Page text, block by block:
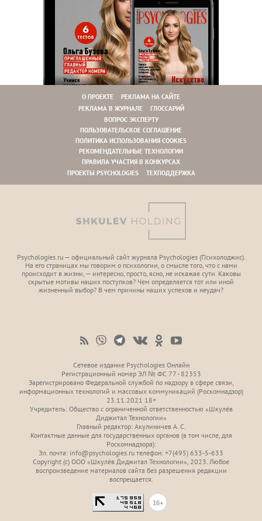
О ПРОЕКТЕ
РЕКЛАМА НА САЙТЕ
РЕКЛАМА В ЖУРНАЛЕ
ГЛОССАРИЙ
ВОПРОС ЭКСПЕРТУ
ПОЛЬЗОВАТЕЛЬСКОЕ СОГЛАШЕНИЕ
ПОЛИТИКА ИСПОЛЬЗОВАНИЯ COOKIES
РЕКОМЕНДАТЕЛЬНЫЕ ТЕХНОЛОГИИ
ПРАВИЛА УЧАСТИЯ В КОНКУРСАХ
ПРОЕКТЫ PSYCHOLOGIES
ТЕХПОДДЕРЖКА
Psychologies.ru — официальный сайт журнала Psychologies (Психoлоджиc).
На его страницах мы говорим о психологии, о смысле того, что с нами
происходит в жизни, — интересно, просто, ясно, не искажая сути. Каковы
скрытые мотивы наших поступков? Чем определяется тот или иной
жизненный выбор? В чем причины наших успехов и неудач?
Сетевое издание Psychologies Онлайн
Регистрационный номер ЭЛ № ФС 77 - 82353
Зарегистрировано Федеральной службой по надзору в сфере связи,
информационных технологий и массовых коммуникаций (Роскомнадзор)
23.11.2021 18+
Учредитель: Общество с ограниченной ответственностью «Шкулёв
Диджитал Технологии»
Главный редактор: Акулиничев А. С.
Контактные данные для государственных органов (в том числе, для
Роскомнадзора):
Эл. почта: info@psychologies.ru телефон: +7(495) 633-5-633
Copyright (с) ООО «Шкулёв Диджитал Технологии», 2023. Любое
воспроизведение материалов сайта без разрешения редакции
воспрещается.
16+